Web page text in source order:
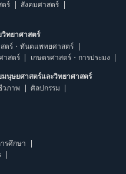
ตร์
สังคมศาสตร์
ทยาศาสตร์
ตร์・ทันตแพทยศาสตร์
าสตร์ เกษตรศาสตร์・การประมง
นุษยศาสตร์และวิทยาศาสตร์
วภาพ
ศิลปกรรม
รศึกษา